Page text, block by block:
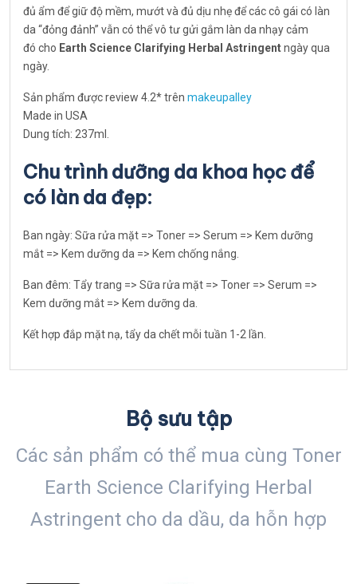
đủ ẩm để giữ độ mềm, mướt và đủ dịu nhẹ để các cô gái có làn
da “đỏng đảnh” vẫn có thể vô tư gửi gắm làn da nhạy cảm
đó cho Earth Science Clarifying Herbal Astringentngày qua
ngày.
Sản phẩm được review 4.2* trên makeupalley
Made in USA
Dung tích: 237ml.
Chu trình dưỡng da khoa học để
có làn da đẹp:
Ban ngày: Sữa rửa mặt => Toner => Serum => Kem dưỡng
mắt => Kem dưỡng da => Kem chống nắng.
Ban đêm: Tẩy trang => Sữa rửa mặt => Toner => Serum =>
Kem dưỡng mắt => Kem dưỡng da.
Kết hợp đắp mặt nạ, tẩy da chết mỗi tuần 1-2 lần.
Bộ sưu tập
Các sản phẩm có thể mua cùng Toner
Earth Science Clarifying Herbal
Astringent cho da dầu, da hỗn hợp